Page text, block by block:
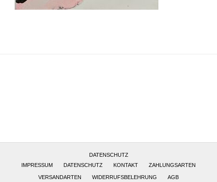
DATENSCHUTZ
IMPRESSUM
DATENSCHUTZ KONTAKT ZAHLUNGSARTEN
VERSANDARTEN WIDERRUFSBELEHRUNG AGB